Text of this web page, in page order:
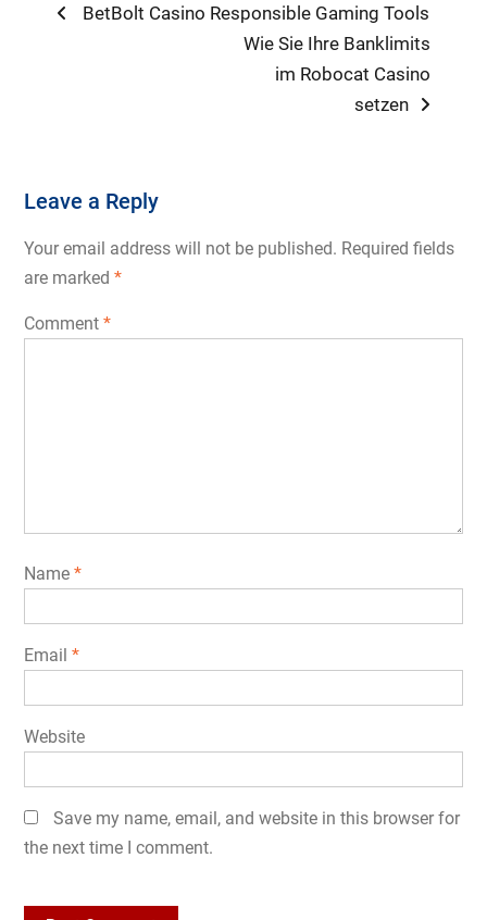
PostPrevious
BetBolt Casino Responsible Gaming Tools
Next
post:
Wie Sie Ihre Banklimits
im Robocat Casino
setzen
Leave a Reply
Your email address will not be published. Required fields
are marked *
Comment *
Name *
Email *
Website
Save my name, email, and website in this browser for
the next time I comment.